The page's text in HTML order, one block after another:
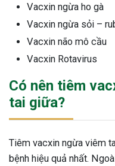
Vacxin ngừa ho gà
Vacxin ngừa sỏi –
Vacxin não mô cầu
Vacxin Rotavirus
Có nên tiêm
tai giữa?
Tiêm vacxin ngừa viêm
bệnh hiệu quả nhất.